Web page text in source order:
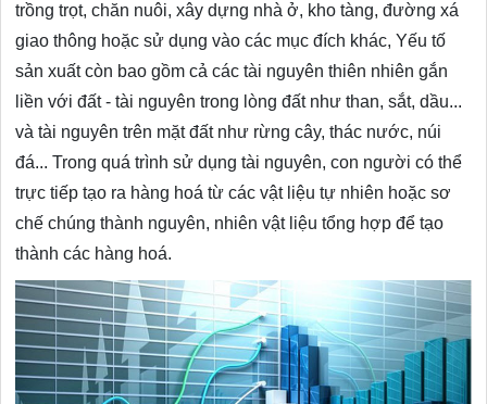
trồng trọt, chăn nuôi, xây dựng nhà ở, kho tàng, đường xá
giao thông hoặc sử dụng vào các mục đích khác, Yếu tố
sản xuất còn bao gồm cả các tài nguyên thiên nhiên gắn
liền với đất - tài nguyên trong lòng đất như than, sắt, dầu...
và tài nguyên trên mặt đất như rừng cây, thác nước, núi
đá... Trong quá trình sử dụng tài nguyên, con người có thể
trực tiếp tạo ra hàng hoá từ các vật liệu tự nhiên hoặc sơ
chế chúng thành nguyên, nhiên vật liệu tổng hợp để tạo
thành các hàng hoá.